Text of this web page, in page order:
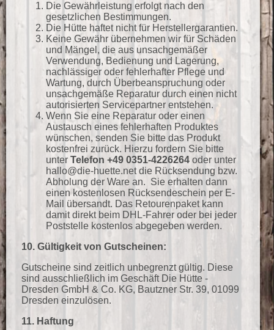
Die Gewährleistung erfolgt nach den
gesetzlichen Bestimmungen.
Die Hütte haftet nicht für Herstellergarantien.
Keine Gewähr übernehmen wir für Schäden
und Mängel, die aus unsachgemäßer
Verwendung, Bedienung und Lagerung,
nachlässiger oder fehlerhafter Pflege und
Wartung, durch Überbeanspruchung oder
unsachgemäße Reparatur durch einen nicht
autorisierten Servicepartner entstehen.
Wenn Sie eine Reparatur oder einen
Austausch eines fehlerhaften Produktes
wünschen, senden Sie bitte das Produkt
kostenfrei zurück. Hierzu fordern Sie bitte
unter Telefon +49 0351-4226264 oder unter
hallo@die-huette.net die Rücksendung bzw.
Abholung der Ware an. Sie erhalten dann
einen kostenlosen Rücksendeschein per E-
Mail übersandt. Das Retourenpaket kann
damit direkt beim DHL-Fahrer oder bei jeder
Poststelle kostenlos abgegeben werden.
10. Gültigkeit von Gutscheinen:
Gutscheine sind zeitlich unbegrenzt gültig. Diese
sind ausschließlich im Geschäft Die Hütte -
Dresden GmbH & Co. KG, Bautzner Str. 39, 01099
Dresden einzulösen.
11. Haftung